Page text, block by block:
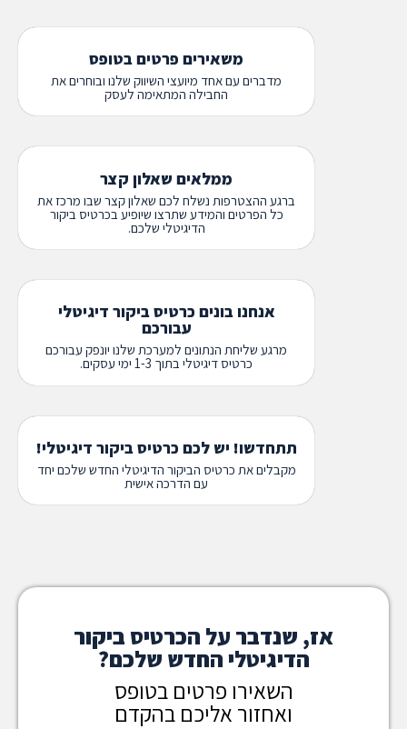
משאירים פרטים בטופס
מדברים עם אחד מיועצי השיווק שלנו ובוחרים את
החבילה המתאימה לעסק
ממלאים שאלון קצר
ברגע ההצטרפות נשלח לכם שאלון קצר שבו מרכז את
כל הפרטים והמידע שתרצו שיופיע בכרטיס ביקור
הדיגיטלי שלכם.
אנחנו בונים כרטיס ביקור דיגיטלי
עבורכם
מרגע שליחת הנתונים למערכת שלנו יונפק עבורכם
כרטיס דיגיטלי בתוך 1-3 ימי עסקים.
תתחדשו! יש לכם כרטיס ביקור דיגיטלי!
מקבלים את כרטיס הביקור הדיגיטלי החדש שלכם יחד
עם הדרכה אישית
אז, שנדבר על הכרטיס ביקור
הדיגיטלי החדש שלכם?
השאירו פרטים בטופס
ואחזור אליכם בהקדם